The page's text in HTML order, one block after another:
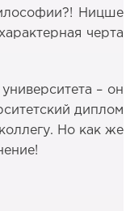
Ницше
черта
– он
диплом
Но как же